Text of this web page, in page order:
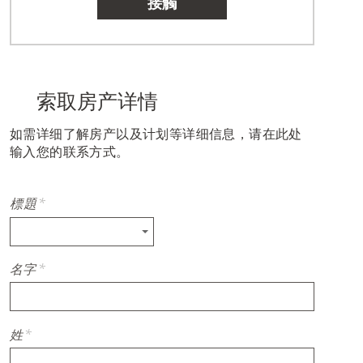
索取房产详情
如需详细了解房产以及计划等详细信息，请在此处
输入您的联系方式。
標題*
名字*
姓*